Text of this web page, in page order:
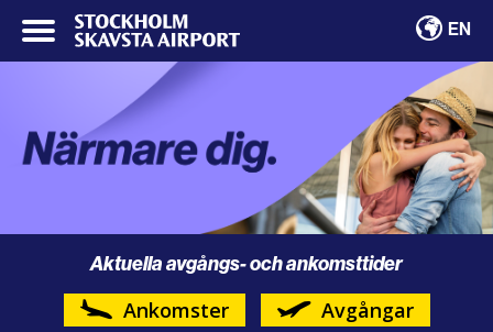
EN
Aktuella avgångs- och ankomsttider
Ankomster Avgångar